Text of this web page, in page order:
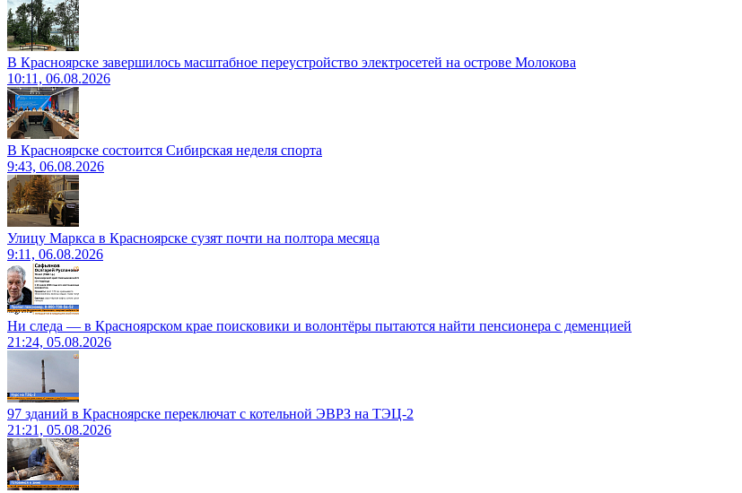
В Красноярске завершилось масштабное переустройство электросетей на острове Молокова
10:11, 06.08.2026
В Красноярске состоится Сибирская неделя спорта
9:43, 06.08.2026
Улицу Маркса в Красноярске сузят почти на полтора месяца
9:11, 06.08.2026
Ни следа — в Красноярском крае поисковики и волонтёры пытаются найти пенсионера с деменцией
21:24, 05.08.2026
97 зданий в Красноярске переключат с котельной ЭВРЗ на ТЭЦ-2
21:21, 05.08.2026